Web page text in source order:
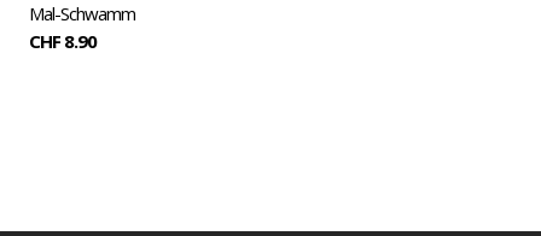
Mal-Schwamm
CHF 8.90